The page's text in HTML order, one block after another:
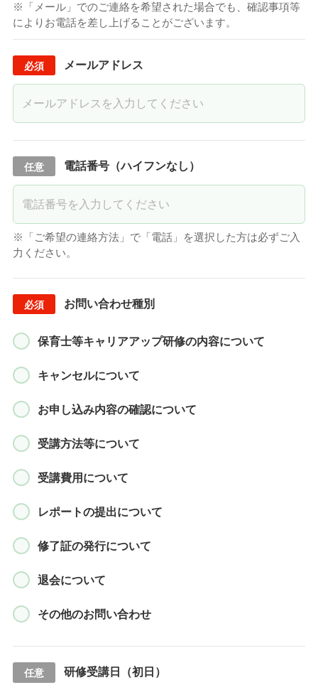
※「メール」でのご連絡を希望された場合でも、確認事項等
によりお電話を差し上げることがございます。
メールアドレス
電話番号（ハイフンなし）
※「ご希望の連絡方法」で「電話」を選択した方は必ずご入
力ください。
お問い合わせ種別
保育士等キャリアアップ研修の内容について
キャンセルについて
お申し込み内容の確認について
受講方法等について
受講費用について
レポートの提出について
修了証の発行について
退会について
その他のお問い合わせ
研修受講日（初日）